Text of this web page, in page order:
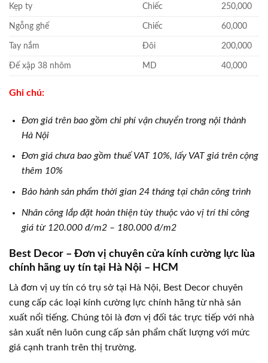
Kẹp ty Chiếc 250,000
Ngỗng ghế Chiếc 60,000
Tay nắm Đôi 200,000
Đế xập 38 nhôm MD 40,000
Ghi chú:
Đơn giá trên bao gồm chi phí vận chuyển trong nội thành
Hà Nội
Đơn giá chưa bao gồm thuế VAT 10%, lấy VAT giá trên cộng
thêm 10%
Bảo hành sản phẩm thời gian 24 tháng tại chân công trình
Nhân công lắp đặt hoàn thiện tùy thuộc vào vị trí thi công
giá từ 120.000 đ/m2 – 180.000 đ/m2
Best Decor – Đơn vị chuyên cửa kính cường lực lùa
chính hãng uy tín tại Hà Nội – HCM
Là đơn vị uy tín có trụ sở tại Hà Nội, Best Decor chuyên
cung cấp các loại kính cường lực chính hãng từ nhà sản
xuất nổi tiếng. Chúng tôi là đơn vị đối tác trực tiếp với nhà
sản xuất nên luôn cung cấp sản phẩm chất lượng với mức
giá cạnh tranh trên thị trường.